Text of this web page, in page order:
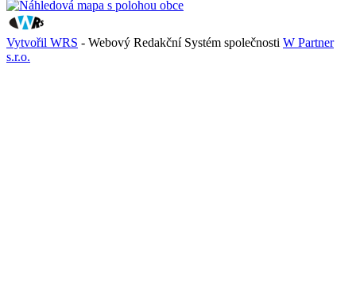
Vytvořil WRS - Webový Redakční Systém společnosti W Partner
s.r.o.